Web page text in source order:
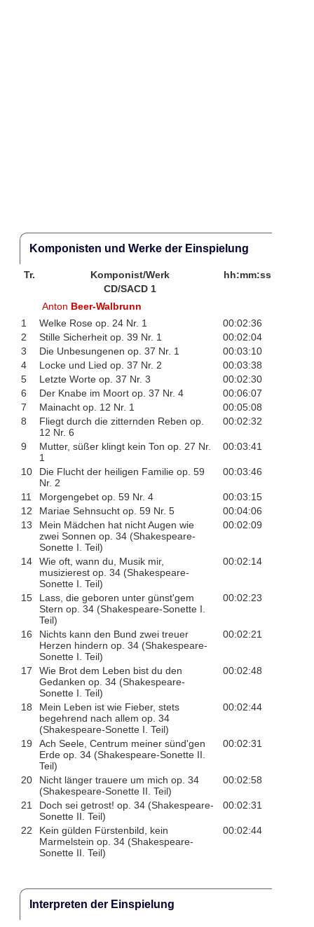
Komponisten und Werke der Einspielung
Tr. Komponist/Werk
hh:mm:ss
CD/SACD 1
Anton Beer-Walbrunn
1
Welke Rose op. 24 Nr. 1
00:02:36
2
Stille Sicherheit op. 39 Nr. 1
00:02:04
3
Die Unbesungenen op. 37 Nr. 1
00:03:10
4
Locke und Lied op. 37 Nr. 2
00:03:38
5
Letzte Worte op. 37 Nr. 3
00:02:30
6
Der Knabe im Moort op. 37 Nr. 4
00:06:07
7
Mainacht op. 12 Nr. 1
00:05:08
8
Fliegt durch die zitternden Reben op.
12 Nr. 6
00:02:32
9
Mutter, süßer klingt kein Ton op. 27 Nr.
1
00:03:41
10
Die Flucht der heiligen Familie op. 59
Nr. 2
00:03:46
11 Morgengebet op. 59 Nr. 4
00:03:15
12
Mariae Sehnsucht op. 59 Nr. 5
00:04:06
13
Mein Mädchen hat nicht Augen wie
zwei Sonnen op. 34 (Shakespeare-
Sonette I. Teil)
00:02:09
14
Wie oft, wann du, Musik mir,
musizierest op. 34 (Shakespeare-
Sonette I. Teil)
00:02:14
15
Lass, die geboren unter günst'gem
Stern op. 34 (Shakespeare-Sonette I.
Teil)
00:02:23
16
Nichts kann den Bund zwei treuer
Herzen hindern op. 34 (Shakespeare-
Sonette I. Teil)
00:02:21
17
Wie Brot dem Leben bist du den
Gedanken op. 34 (Shakespeare-
Sonette I. Teil)
00:02:48
18
Mein Leben ist wie Fieber, stets
begehrend nach allem op. 34
(Shakespeare-Sonette I. Teil)
00:02:44
19
Ach Seele, Centrum meiner sünd'gen
Erde op. 34 (Shakespeare-Sonette II.
Teil)
00:02:31
20
Nicht länger trauere um mich op. 34
(Shakespeare-Sonette II. Teil)
00:02:58
21
Doch sei getrost! op. 34 (Shakespeare-
Sonette II. Teil)
00:02:31
22
Kein gülden Fürstenbild, kein
Marmelstein op. 34 (Shakespeare-
Sonette II. Teil)
00:02:44
Interpreten der Einspielung